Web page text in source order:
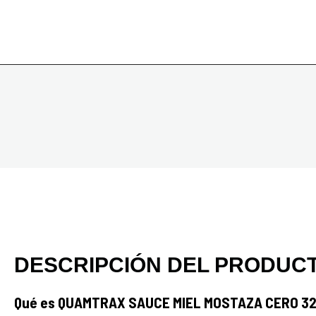
DESCRIPCIÓN DEL
Qué es QUAMTRAX SAUCE MIEL MOSTAZA CERO